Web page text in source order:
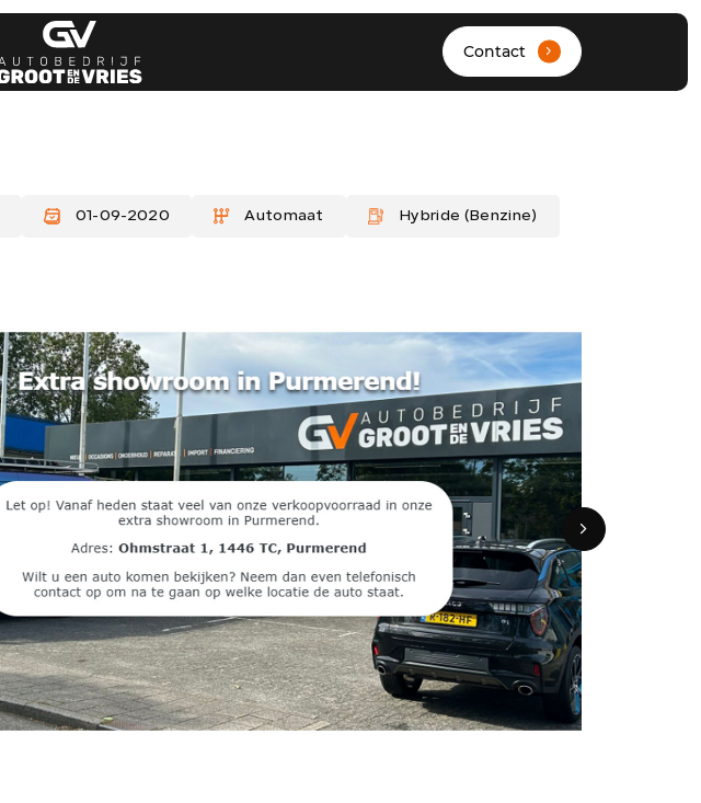
Contact .
DIENSTEN
WERKPLAATS
OVER ONS
CONTACT
01-09-2020 Automaat Hybride (Benzine)